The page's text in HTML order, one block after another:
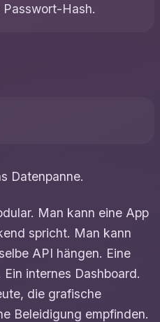
Hash.
Datenpanne.
Man kann eine App
spricht. Man kann
API hängen. Eine
internes Dashboard.
die grafische
Beleidigung empfinden.